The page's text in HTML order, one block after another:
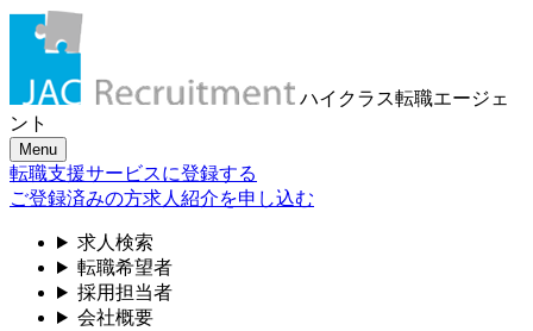
ハイクラス転職エージェ
ント
Menu
転職支援サービスに登録する
ご登録済みの方求人紹介を申し込む
求人検索
転職希望者
採用担当者
会社概要